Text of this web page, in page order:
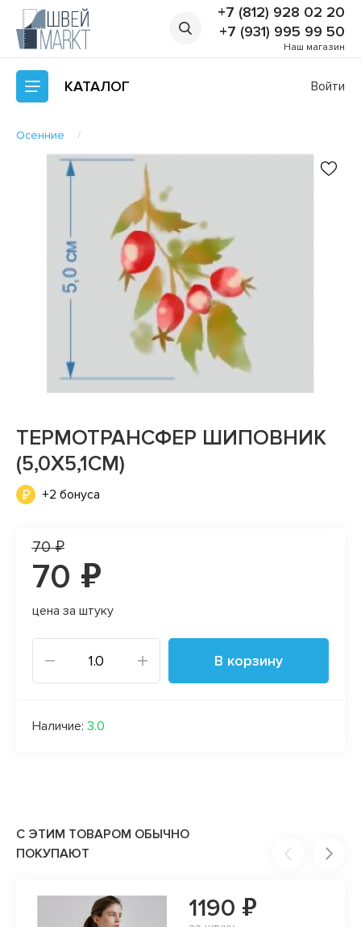
+7 (812) 928 02 20
+7 (931) 995 99 50
Наш магазин
КАТАЛОГ Войти
Осенние
ТЕРМОТРАНСФЕР ШИПОВНИК
(5,0Х5,1СМ)
+2 бонуса
70 ₽
70 ₽
цена за штуку
В корзину
Наличие: 3.0
С ЭТИМ ТОВАРОМ ОБЫЧНО
ПОКУПАЮТ
1190 ₽